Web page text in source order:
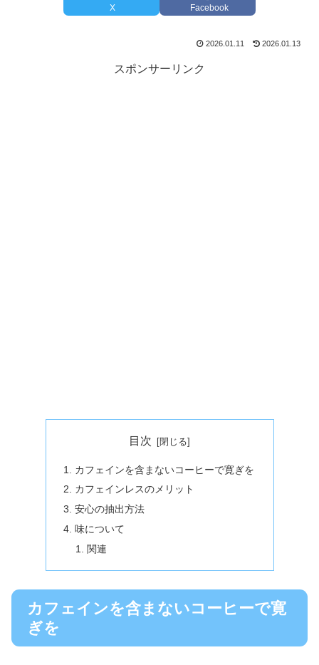
X Facebook
2026.01.11 2026.01.13
スポンサーリンク
目次
カフェインを含まないコーヒーで寛ぎを
カフェインレスのメリット
安心の抽出方法
味について
関連
カフェインを含まないコーヒーで寛
ぎを